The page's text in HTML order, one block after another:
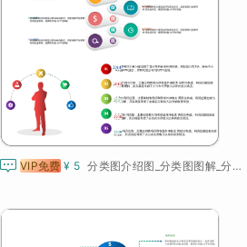
 VIP免费 ¥ 5 分类图介绍图_分类图图解_分类图模板